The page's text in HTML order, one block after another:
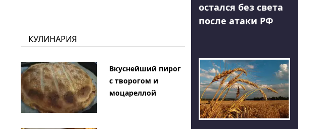
КУЛИНАРИЯ
Вкуснейший пирог
с творогом и
моцареллой
остался без света
после атаки РФ